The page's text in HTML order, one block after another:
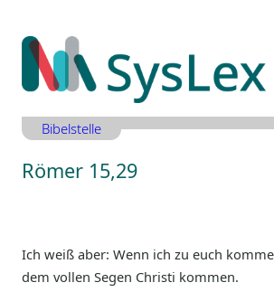
Inhalt
springen
Bibelstelle
Römer 15,29
Ich weiß aber: Wenn ich zu euch
dem vollen Segen Christi kommen.